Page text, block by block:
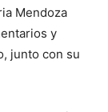
Mendoza
y
junto con su